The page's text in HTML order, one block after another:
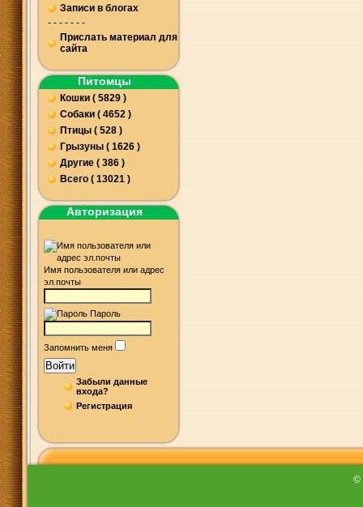
Записи в блогах
- - - - - - -
Прислать материал для
сайта
Питомцы
Кошки ( 5829 )
Собаки ( 4652 )
Птицы ( 528 )
Грызуны ( 1626 )
Другие ( 386 )
Всего ( 13021 )
Авторизация
Имя пользователя или адрес
эл.почты
Пароль
Запомнить меня
Войти
Забыли данные
входа?
Регистрация
©